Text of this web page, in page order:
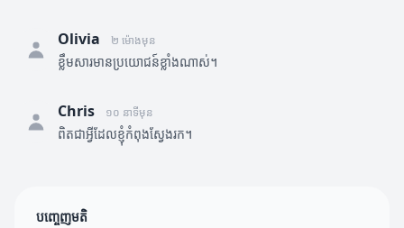
Olivia ២ ម៉ោងមុន
ខ្លឹមសារមានប្រយោជន៍ខ្លាំងណាស់។
Chris ១០ នាទីមុន
ពិតជាអ្វីដែលខ្ញុំកំពុងស្វែងរក។
បញ្ចេញមតិ